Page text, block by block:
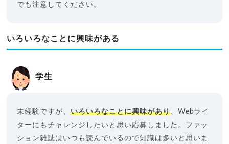
でも注意してください。
いろいろなことに興味がある
学生
未経験ですが、いろいろなことに興味があり、Webライ
ターにもチャレンジしたいと思い応募しました。ファッ
ション雑誌はいつも読んでいるので知識は多いと思いま